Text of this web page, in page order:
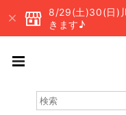
8/29(土)30(日)
きます♪